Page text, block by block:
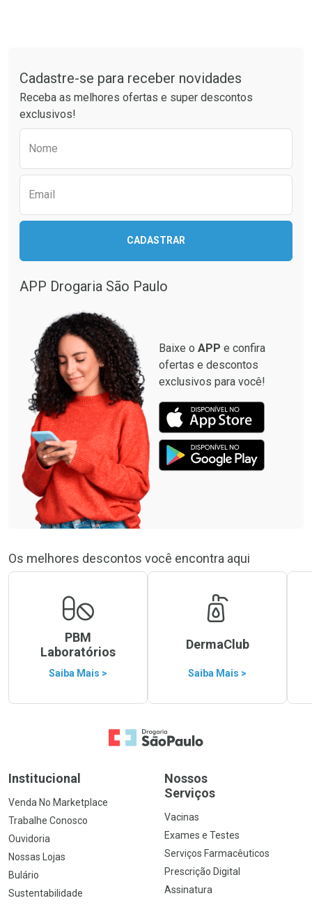
Cadastre-se para receber novidades
Receba as melhores ofertas e super descontos
exclusivos!
Nome
Email
CADASTRAR
APP Drogaria São Paulo
Baixe o APP e confira
ofertas e descontos
exclusivos para você!
Os melhores descontos você encontra aqui
PBM
Laboratórios
Saiba Mais >
DermaClub
Saiba Mais >
Ir para a Home
Institucional
Venda No Marketplace
Trabalhe Conosco
Ouvidoria
Nossas Lojas
Bulário
Sustentabilidade
Nossos
Serviços
Vacinas
Exames e Testes
Serviços Farmacêuticos
Prescrição Digital
Assinatura